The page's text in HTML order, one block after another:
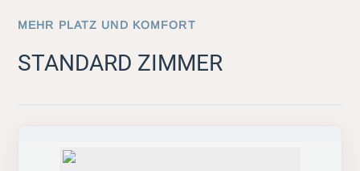
MEHR PLATZ UND KOMFORT
STANDARD ZIMMER